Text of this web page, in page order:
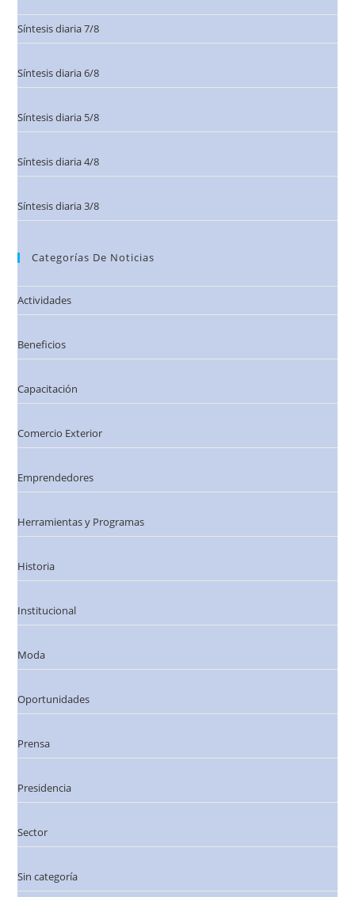
Síntesis diaria 7/8
Síntesis diaria 6/8
Síntesis diaria 5/8
Síntesis diaria 4/8
Síntesis diaria 3/8
Categorías De Noticias
Actividades
Beneficios
Capacitación
Comercio Exterior
Emprendedores
Herramientas y Programas
Historia
Institucional
Moda
Oportunidades
Prensa
Presidencia
Sector
Sin categoría